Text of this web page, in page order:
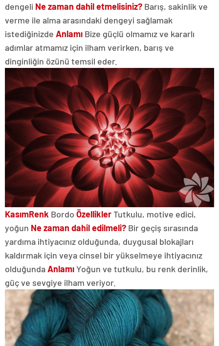
dengeli Ne zaman dahil etmelisiniz? Barış, sakinlik ve
verme ile alma arasındaki dengeyi sağlamak
istediğinizde Anlamı Bize güçlü olmamız ve kararlı
adımlar atmamız için ilham verirken, barış ve
dinginliğin özünü temsil eder.
KasımRenk Bordo ÖzelliklerTutkulu, motive edici,
yoğun Ne zaman dahil edilmeli? Bir geçiş sırasında
yardıma ihtiyacınız olduğunda, duygusal blokajları
kaldırmak için veya cinsel bir yükselmeye ihtiyacınız
olduğundaAnlamıYoğun ve tutkulu, bu renk derinlik,
güç ve sevgiye ilham veriyor.